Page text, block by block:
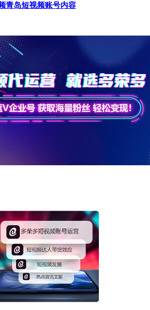
青岛短视频账号内容